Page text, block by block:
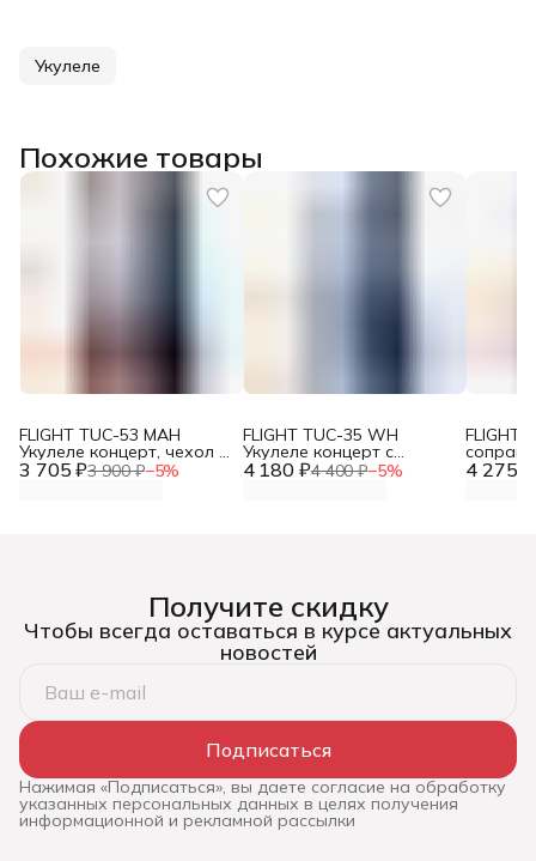
Укулеле
Похожие товары
3 705 ₽3 900 ₽−5%
FLIGHT TUC-53 MAH
Укулеле концерт, чехол в
комплекте 4 180 ₽4 400 ₽−5%
FLIGHT TUC-35 WH
Укулеле концерт с
чехлом 4 275 ₽
FLIGHT
Получите скидку
Чтобы всегда оставаться в курсе актуальных
новостей
Подписаться
Нажимая «Подписаться», вы даете согласие на обработку
указанных персональных данных в целях получения
информационной и рекламной рассылки